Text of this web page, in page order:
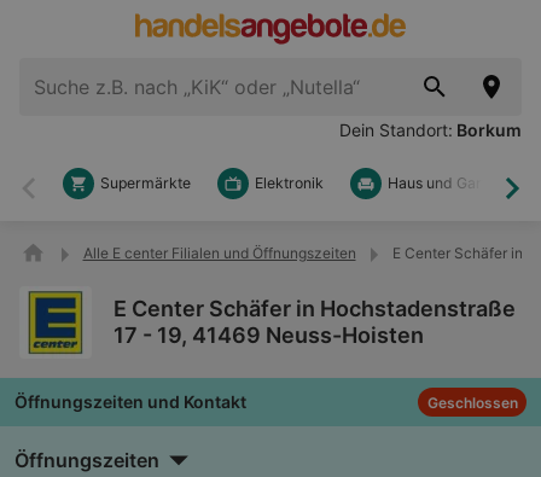
Dein Standort: Borkum
Zurück
Supermärkte Elektronik Haus und Garten
Alle E center Filialen und Öffnungszeiten E Center Schäfer in
E Center Schäfer in Hochstadenstraße
17 - 19, 41469 Neuss-Hoisten
Öffnungszeiten und Kontakt Geschlossen
Öffnungszeiten